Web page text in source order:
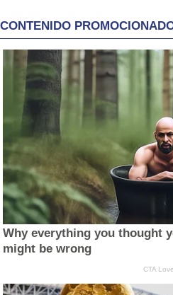
CONTENIDO
Why everything you thought
might be wrong
CTA Love